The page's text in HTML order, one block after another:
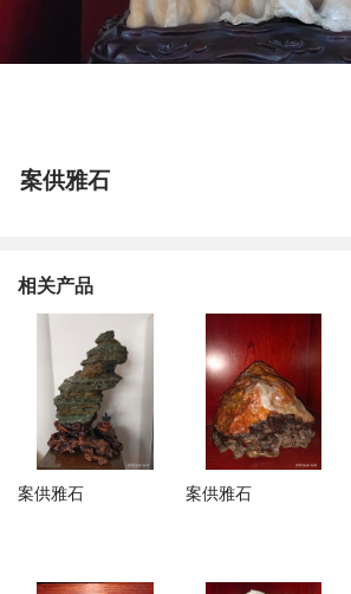
案供雅石
相关产品
案供雅石 案供雅石